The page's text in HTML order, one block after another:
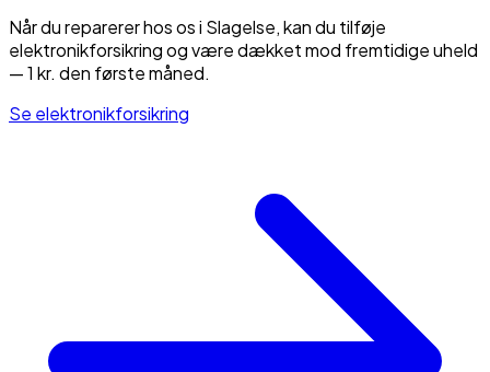
Når du reparerer hos os i Slagelse, kan du tilføje
elektronikforsikring og være dækket mod fremtidige uheld
— 1 kr. den første måned.
Se elektronikforsikring